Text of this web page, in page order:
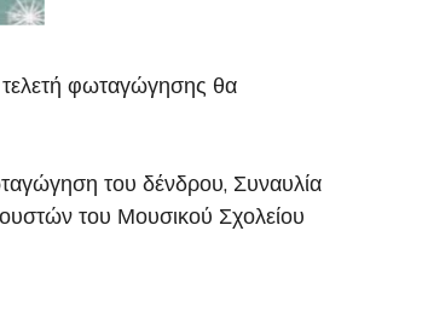
φωταγώγησης θα
του δένδρου, Συναυλία
του Μουσικού Σχολείου